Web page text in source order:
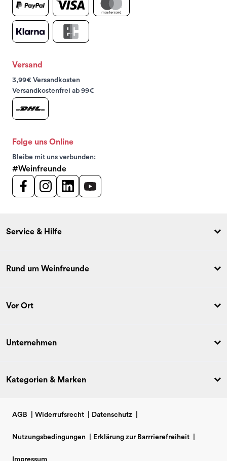
Versand
3,99€ Versandkosten
Versandkostenfrei ab 99€
Folge uns Online
Bleibe mit uns verbunden:
#Weinfreunde
Service & Hilfe
Rund um Weinfreunde
Vor Ort
Unternehmen
Kategorien & Marken
AGB Widerrufsrecht Datenschutz
Nutzungsbedingungen Erklärung zur Barrrierefreiheit